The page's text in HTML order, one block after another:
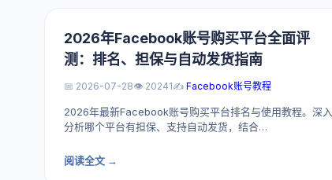
2026年Facebook账号购买平台全面评
测：排名、担保与自动发货指南
📅 2026-07-28👁️ 20241✍️ Facebook账号教程
2026年最新Facebook账号购买平台排名与使用教程。深入
分析哪个平台有担保、支持自动发货，结合…
阅读全文 →